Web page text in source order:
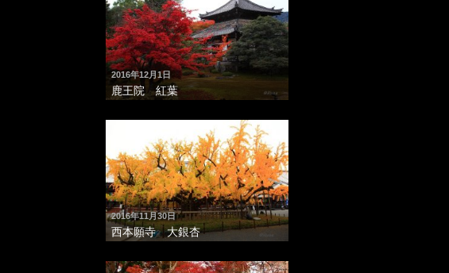
2016年12月1日
鹿王院 紅葉
2016年11月30日
西本願寺 大銀杏